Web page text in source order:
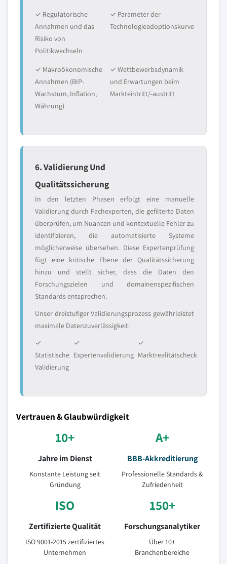
✓ Regulatorische
Annahmen und das
Risiko von
Politikwechseln
✓ Parameter der
Technologieadoptionskurve
✓ Makroökonomische
Annahmen (BIP-
Wachstum, Inflation,
Währung)
✓ Wettbewerbsdynamik
und Erwartungen beim
Markteintritt/-austritt
6. Validierung Und
Qualitätssicherung
In den letzten Phasen erfolgt eine manuelle
Validierung durch Fachexperten, die gefilterte Daten
überprüfen, um Nuancen und kontextuelle Fehler zu
identifizieren, die automatisierte Systeme
möglicherweise übersehen. Diese Expertenprüfung
fügt eine kritische Ebene der Qualitätssicherung
hinzu und stellt sicher, dass die Daten den
Forschungszielen und domainenspezifischen
Standards entsprechen.
Unser dreistufiger Validierungsprozess gewährleistet
maximale Datenzuverlässigkeit:
✓
Statistische
Validierung
✓
Expertenvalidierung
✓
Marktrealitätscheck
Vertrauen & Glaubwürdigkeit
10+
Jahre im Dienst
Konstante Leistung seit
Gründung
A+
BBB-Akkreditierung
Professionelle Standards &
Zufriedenheit
ISO
Zertifizierte Qualität
ISO 9001-2015 zertifiziertes
Unternehmen
150+
Forschungsanalytiker
Über 10+
Branchenbereiche